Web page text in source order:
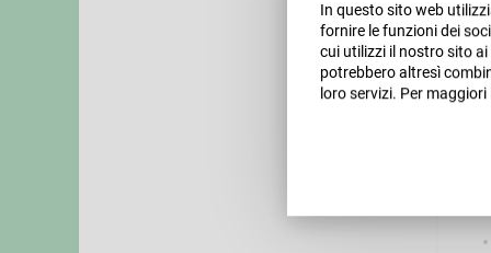
In questo sito web
fornire le funzioni dei
cui utilizzi il nostro sito
potrebbero altresì
loro servizi. Per